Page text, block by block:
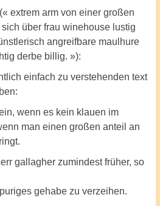
extrem arm von einer großen
über frau winehouse lustig
angreifbare maulhure
derbe billig. »):
einfach zu verstehenden text
wenn es kein klauen im
man einen großen anteil an
gallagher zumindest früher, so
gehabe zu verzeihen.